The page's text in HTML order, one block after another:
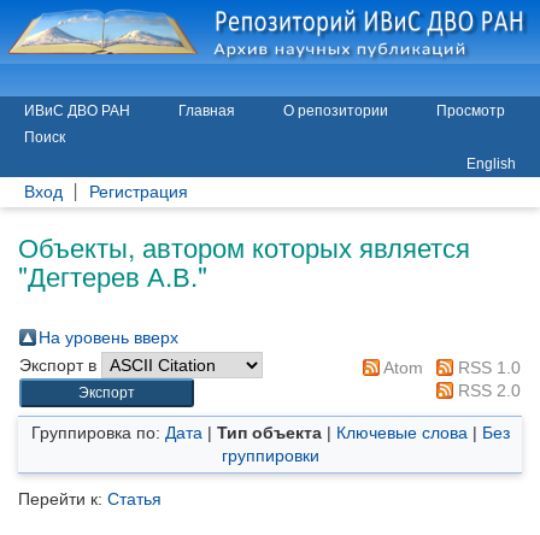
ИВиС ДВО РАН Главная О репозитории
Просмотр
Поиск
English
Вход Регистрация
Объекты, автором которых является
"Дегтерев А.В."
На уровень вверх
Экспорт в
Atom
RSS 1.0
RSS 2.0
Группировка по: Дата | Тип объекта| Ключевые слова | Без
группировки
Перейти к: Статья